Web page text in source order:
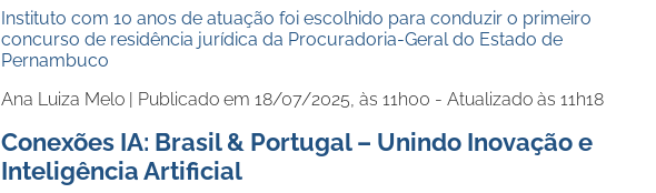
Instituto com 10 anos de atuação foi escolhido para conduzir o primeiro
concurso de residência jurídica da Procuradoria-Geral do Estado de
Pernambuco
Ana Luiza Melo | Publicado em 18/07/2025, às 11h00 - Atualizado às 11h18
Conexões IA: Brasil & Portugal – Unindo Inovação e
Inteligência Artificial